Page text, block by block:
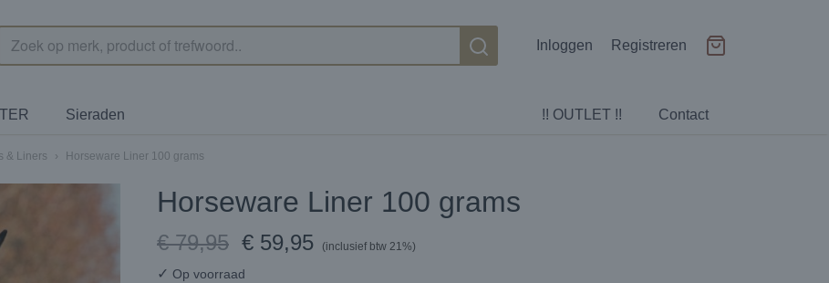
Inloggen Registreren
Contact
!! OUTLET !!
Sieraden
& Liners › Horseware Liner 100 grams
Horseware Liner 100 grams
€ 79,95 € 59,95 (inclusief btw 21%)
✓ Op voorraad